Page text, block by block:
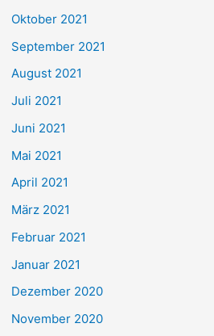
e
n
h
:
Oktober 2021
September 2021
August 2021
Juli 2021
Juni 2021
Mai 2021
April 2021
März 2021
Februar 2021
Januar 2021
Dezember 2020
November 2020